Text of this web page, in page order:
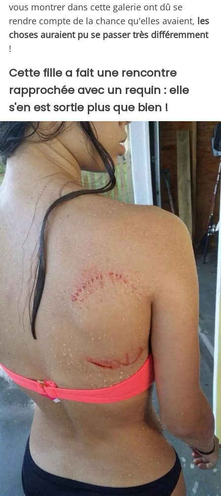
vous montrer dans cette galerie ont dû se
rendre compte de la chance qu'elles avaient, les
choses auraient pu se passer très différemment
!
Cette fille a fait une rencontre
rapprochée avec un requin : elle
s'en est sortie plus que bien !